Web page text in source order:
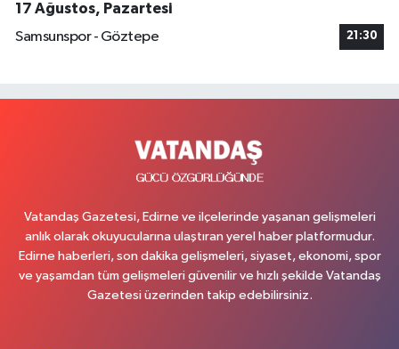
17 Ağustos, Pazartesi
Samsunspor - Göztepe
21:30
Vatandaş Gazetesi, Edirne ve ilçelerinde yaşanan gelişmeleri
anlık olarak okuyucularına ulaştıran yerel haber platformudur.
Edirne haberleri, son dakika gelişmeleri, siyaset, ekonomi, spor
ve yaşamdan tüm gelişmeleri güvenilir ve hızlı şekilde Vatandaş
Gazetesi üzerinden takip edebilirsiniz.